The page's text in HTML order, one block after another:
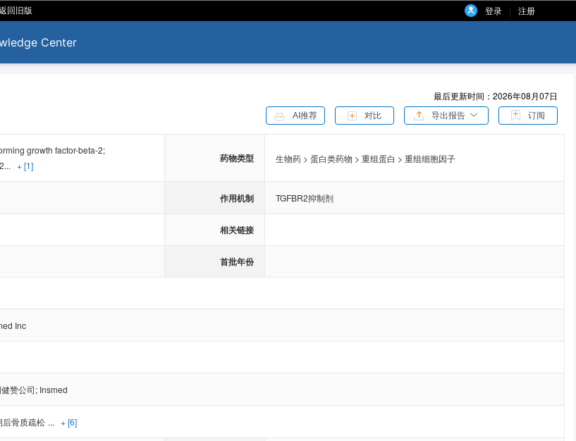
回旧版 登录 | 注册
Center
最后更新时间：2026年08月07日
AI推荐 对比 导出报告 订阅
growth factor-beta-2;
+ [1]
药物类型 生物药 > 蛋白类药物 > 重组蛋白 > 重组细胞因子
作用机制 TGFBR2抑制剂
相关链接
首批年份
Inc
赞公司; Insmed
后骨质疏松 ... + [6]